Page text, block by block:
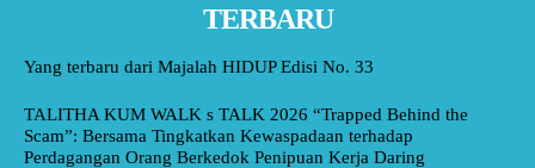
TERBARU
Yang terbaru dari Majalah HIDUP Edisi No. 33
TALITHA KUM WALK s TALK 2026 “Trapped Behind the
Scam”: Bersama Tingkatkan Kewaspadaan terhadap
Perdagangan Orang Berkedok Penipuan Kerja Daring